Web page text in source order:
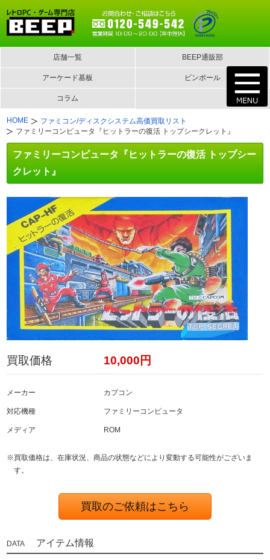
店舗一覧 BEEP通販部
アーケード基板 ピンボール
コラム
HOME
ファミコン/ディスクシステム高価買取リスト
ファミリーコンピュータ『ヒットラーの復活 トップシークレット』
ファミリーコンピュータ『ヒットラーの復活 トップシー
クレット』
買取価格 10,000円
メーカー カプコン
対応機種 ファミリーコンピュータ
メディア ROM
※買取価格は、在庫状況、商品の状態などにより変動する可能性がございま
す。
買取のご依頼はこちら
アイテム情報